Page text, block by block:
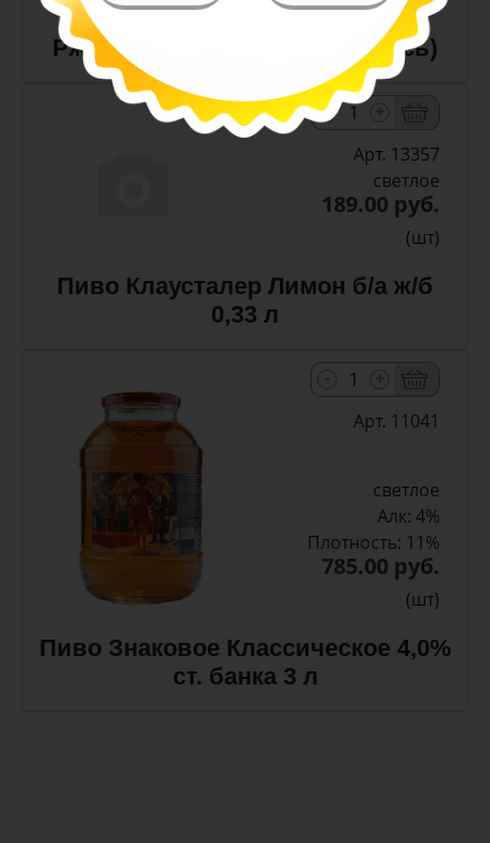
Пиво Лидское Жигулевское
Ржаное 5,0% с/т 0,5 л (Беларусь)
-
Арт. 13357
светлое
189.00 руб.
(шт)
Пиво Клаусталер Лимон б/а ж/б
0,33 л
Арт. 11041
светлое
Алк: 4%
Плотность: 11%
785.00 руб.
(шт)
Пиво Знаковое Классическое 4,0%
ст. банка 3 л